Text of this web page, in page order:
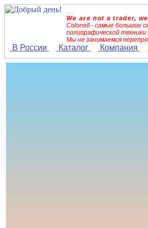
We are not a trader,
Colonell - самые большие
полиграфической техники
Мы не занимаемся
В России Каталог Компания